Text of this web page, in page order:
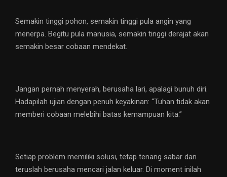
Semakin tinggi pohon, semakin tinggi pula angin yang
menerpa. Begitu pula manusia, semakin tinggi derajat akan
semakin besar cobaan mendekat.
Jangan pernah menyerah, berusaha lari, apalagi bunuh diri.
Hadapilah ujian dengan penuh keyakinan: “Tuhan tidak akan
memberi cobaan melebihi batas kemampuan kita.”
Setiap problem memiliki solusi, tetap tenang sabar dan
teruslah berusaha mencari jalan keluar. Di moment inilah